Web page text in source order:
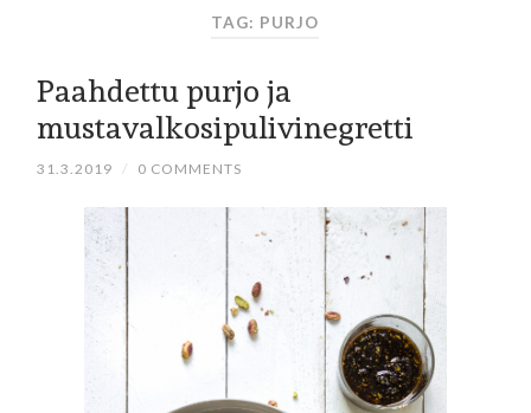
TAG: PURJO
Paahdettu purjo ja
mustavalkosipulivinegretti
31.3.2019 / 0 COMMENTS